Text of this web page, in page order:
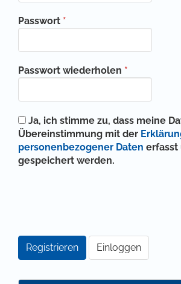
Passwort *
Passwort wiederholen *
Übereinstimmung mit der
personenbezogener Daten erfasst
gespeichert werden.
Registrieren Einloggen